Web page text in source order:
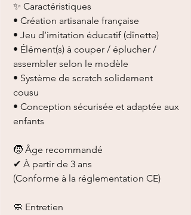
✨ Caractéristiques
• Création artisanale française
• Jeu d’imitation éducatif (dînette)
• Élément(s) à couper / éplucher /
assembler selon le modèle
• Système de scratch solidement
cousu
• Conception sécurisée et adaptée aux
enfants
🧒 Âge recommandé
✔ À partir de 3 ans
(Conforme à la réglementation CE)
🧼 Entretien